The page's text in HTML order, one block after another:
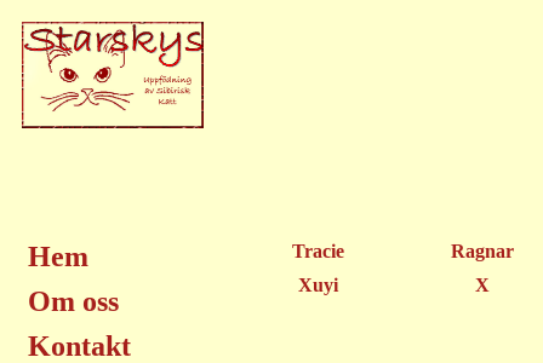
Hem
Om oss
Kontakt
Tracie
Ragnar
Xuyi
X